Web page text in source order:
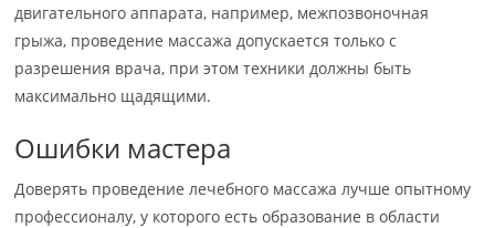
двигательного аппарата, например, межпозвоночная
грыжа, проведение массажа допускается только с
разрешения врача, при этом техники должны быть
максимально щадящими.
Ошибки мастера
Доверять проведение лечебного массажа лучше опытному
профессионалу, у которого есть образование в области